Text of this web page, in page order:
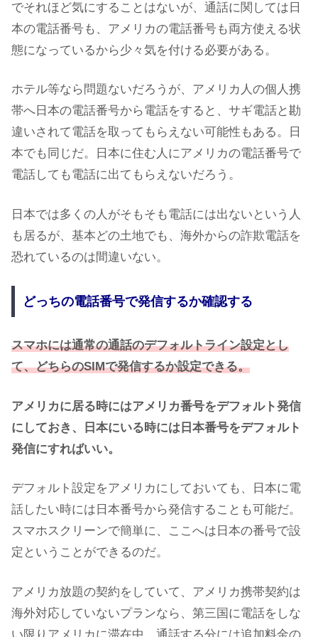
でそれほど気にすることはないが、通話に関しては日
本の電話番号も、アメリカの電話番号も両方使える状
態になっているから少々気を付ける必要がある。
ホテル等なら問題ないだろうが、アメリカ人の個人携
帯へ日本の電話番号から電話をすると、サギ電話と勘
違いされて電話を取ってもらえない可能性もある。日
本でも同じだ。日本に住む人にアメリカの電話番号で
電話しても電話に出てもらえないだろう。
日本では多くの人がそもそも電話には出ないという人
も居るが、基本どの土地でも、海外からの詐欺電話を
恐れているのは間違いない。
どっちの電話番号で発信するか確認する
スマホには通常の通話のデフォルトライン設定とし
て、どちらのSIMで発信するか設定できる。
アメリカに居る時にはアメリカ番号をデフォルト発信
にしておき、日本にいる時には日本番号をデフォルト
発信にすればいい。
デフォルト設定をアメリカにしておいても、日本に電
話したい時には日本番号から発信することも可能だ。
スマホスクリーンで簡単に、ここへは日本の番号で設
定ということができるのだ。
アメリカ放題の契約をしていて、アメリカ携帯契約は
海外対応していないプランなら、第三国に電話をしな